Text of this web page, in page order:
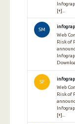
[+]...
SM
Web
Risk of
SF
Web
Risk of
[+]...